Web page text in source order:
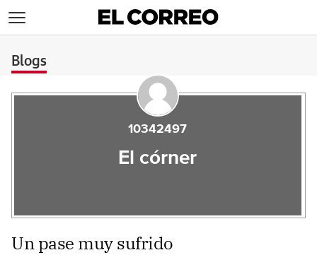
Blogs
10342497
El córner
Un pase muy sufrido